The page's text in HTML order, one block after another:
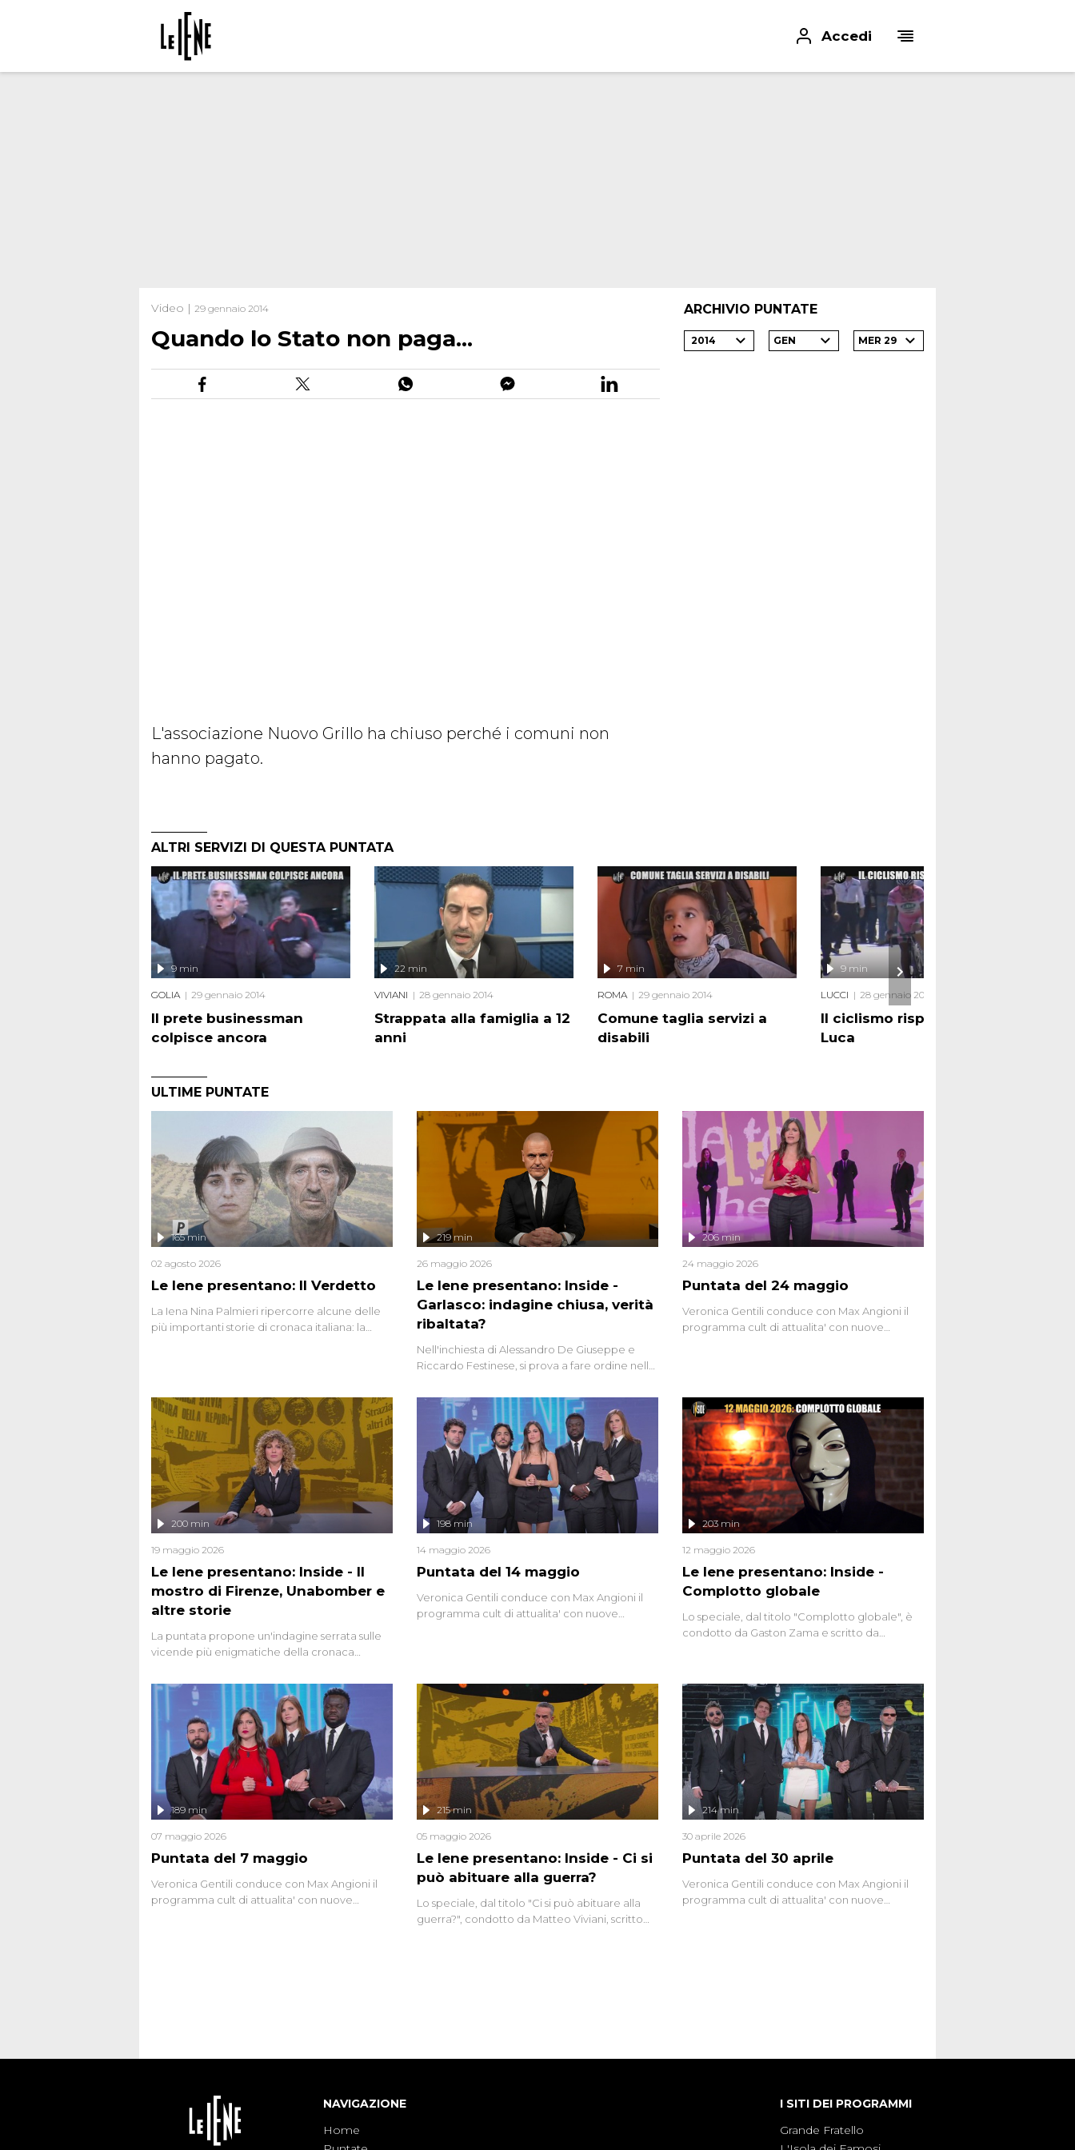
Accedi
Video | 29 gennaio 2014
Quando lo Stato non paga...
L'associazione Nuovo Grillo ha chiuso perché i comuni non
hanno pagato.
ALTRI SERVIZI DI QUESTA PUNTATA
Il prete businessman
colpisce ancora
9 min
GOLIA 29 gennaio 2014
Strappata alla famiglia a 12
anni
22 min
VIVIANI 28 gennaio 2014
Comune taglia servizi a
disabili
7 min
ROMA 29 gennaio 2014
Il ciclismo risponde a Di
Luca
9 min
LUCCI 28 gennaio 2014
ARCHIVIO PUNTATE
2014 GEN MER 29
ULTIME PUNTATE
Le Iene presentano: Il Verdetto
165 min
02 agosto 2026
La Iena Nina Palmieri ripercorre alcune delle
più importanti storie di cronaca italiana: la
Le Iene presentano: Inside -
Garlasco: indagine chiusa, verità
ribaltata?
219 min
26 maggio 2026
Nell'inchiesta di Alessandro De Giuseppe e
Riccardo Festinese, si prova a fare ordine nella
continuano a emergere attorno a una delle
vicende giudiziarie più discusse degli ultimi
anni. Lo speciale ricostruisce la vicenda
mettendo in fila testimonianze, errori, dettagli
controversi e i protagonisti di un'indagine che
sembra non avere fine.
Puntata del 24 maggio
206 min
24 maggio 2026
Veronica Gentili conduce con Max Angioni il
programma cult di attualita' con nuove
Le Iene presentano: Inside - Il
mostro di Firenze, Unabomber e
altre storie
200 min
19 maggio 2026
La puntata propone un'indagine serrata sulle
vicende più enigmatiche della cronaca
seriale responsabile di decine di attentati tra
gli anni '90 e il 2000 che, inquietantemente,
potrebbe essere ancora in libertà. Lo speciale
affronta inoltre le zone d'ombra sul Mostro di
Firenze, le cui responsabilità appaiono ancora
oggi avvolte in un groviglio di dubbi mai
chiariti. Nel corso dello speciale anche
l'intervista inedita a Olindo Romano, realizzata
ne...
Puntata del 14 maggio
198 min
14 maggio 2026
Veronica Gentili conduce con Max Angioni il
programma cult di attualita' con nuove
Le Iene presentano: Inside -
Complotto globale
203 min
12 maggio 2026
Lo speciale, dal titolo "Complotto globale", è
condotto da Gaston Zama e scritto da
alternative, dei sospetti globali e del
complottismo che negli ultimi anni hanno
invaso social network, talk show, piazze digitali
e immaginario collettivo.
Puntata del 7 maggio
189 min
07 maggio 2026
Veronica Gentili conduce con Max Angioni il
programma cult di attualita' con nuove
Le Iene presentano: Inside - Ci si
può abituare alla guerra?
215 min
05 maggio 2026
Lo speciale, dal titolo "Ci si può abituare alla
guerra?", condotto da Matteo Viviani, scritto
Puntata del 30 aprile
214 min
30 aprile 2026
Veronica Gentili conduce con Max Angioni il
programma cult di attualita' con nuove
NAVIGAZIONE
Home
I SITI DEI PROGRAMMI
Grande Fratello